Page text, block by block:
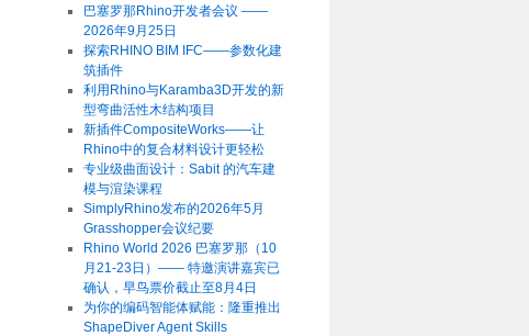
巴塞罗那Rhino开发者会议 ——
2026年9月25日
探索RHINO BIM IFC——参数化建
筑插件
利用Rhino与Karamba3D开发的新
型弯曲活性木结构项目
新插件CompositeWorks——让
Rhino中的复合材料设计更轻松
专业级曲面设计：Sabit 的汽车建
模与渲染课程
SimplyRhino发布的2026年5月
Grasshopper会议纪要
Rhino World 2026 巴塞罗那（10
月21-23日）—— 特邀演讲嘉宾已
确认，早鸟票价截止至8月4日
为你的编码智能体赋能：隆重推出
ShapeDiver Agent Skills